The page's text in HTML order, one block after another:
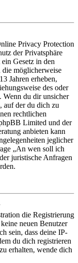
Privacy Protection
der Privatsphäre
Gesetz in den
die möglicherweise
Jahren erheben,
des oder
Wenn du dir unsicher
auf der du dich zu
rechtlichen
Limited und der
anbieten kann
jeglicher
„An wen soll ich
juristische Anfragen
die Registrierung
neuen Benutzer
sein, dass deine IP-
du dich registrieren
erhalten, wende dich